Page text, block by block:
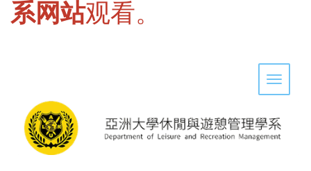
系网站观看。
Toggle